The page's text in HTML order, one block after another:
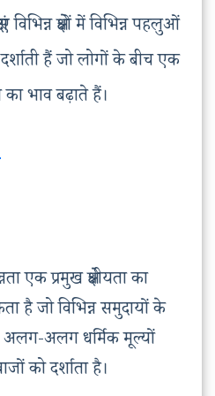
क्षेत्रों में विभिन्न पहलुओं
हैं जो लोगों के बीच एक
भाव बढ़ाते हैं।
एक प्रमुख क्षेत्रीयता का
है जो विभिन्न समुदायों के
अलग-अलग धर्मिक मूल्यों
को दर्शाता है।